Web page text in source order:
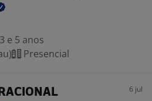
e 5 anos
Presencial
6 jul